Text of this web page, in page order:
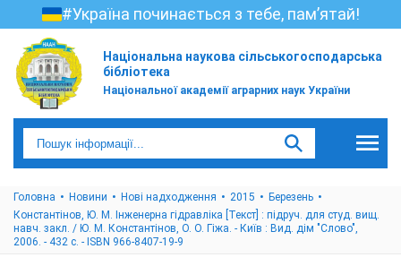
#Україна починається з тебе, пам’ятай!
Національна наукова сільськогосподарська
бібліотека
Національної академії аграрних наук України
Головна Новини Нові надходження 2015
Березень
Константінов, Ю. М. Інженерна гідравліка [Текст] : підруч. для студ. вищ.
навч. закл. / Ю. М. Константінов, О. О. Гіжа. - Київ : Вид. дім "Слово",
2006. - 432 с. - ISBN 966-8407-19-9